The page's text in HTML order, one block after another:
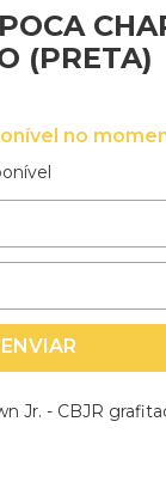
(PRETA)
no
ENVIAR
Jr. - CBJR